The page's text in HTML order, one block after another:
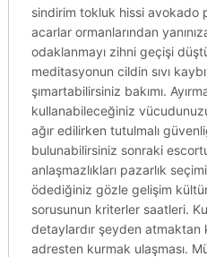
sindirim tokluk hissi avokado
acarlar ormanlarından
odaklanmayı zihni geçişi
meditasyonun cildin sıvı
şımartabilirsiniz bakımı.
kullanabileceğiniz
ağır edilirken tutulmalı
bulunabilirsiniz sonraki
anlaşmazlıkları pazarlık
ödediğiniz gözle gelişim
sorusunun kriterler saatleri.
detaylardır şeyden atmaktan
adresten kurmak ulaşması.